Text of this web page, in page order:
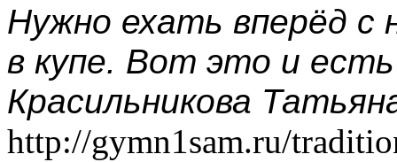
Нужно ехать вперёд с
в купе. Вот это и есть
Красильникова
http://gymn1sam.ru/